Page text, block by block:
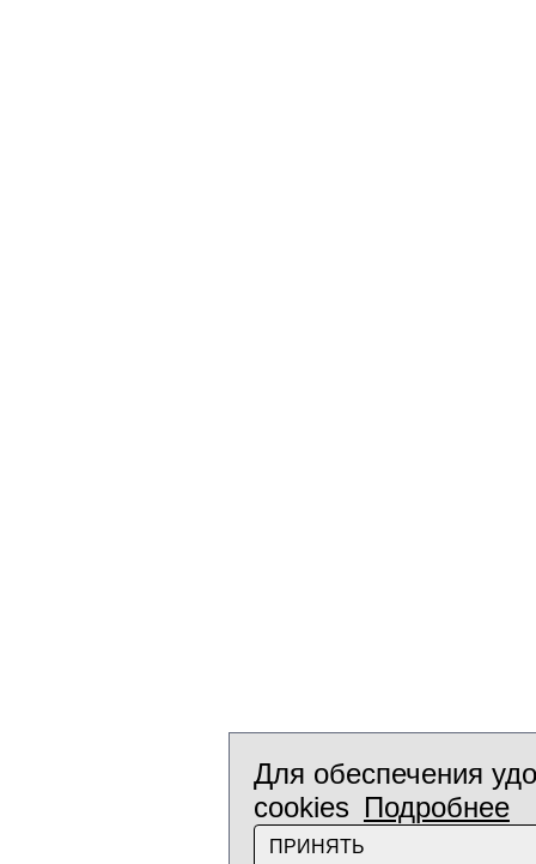
Для обеспечения
cookies Подробнее
ПРИНЯТЬ